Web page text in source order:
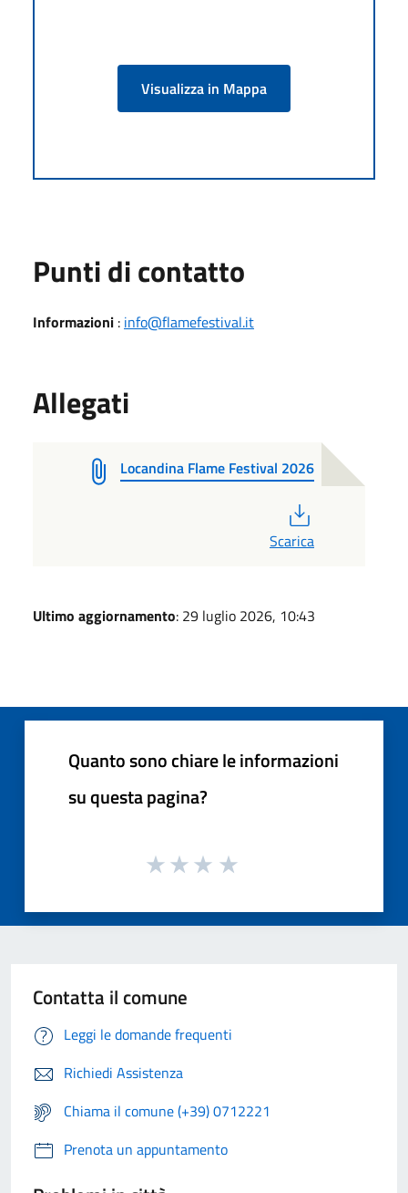
Visualizza in Mappa
Punti di contatto
Informazioni : ​info@flamefestival.it
Allegati
Locandina Flame Festival 2026
Scarica
Ultimo aggiornamento: 29 luglio 2026, 10:43
Quanto sono chiare le informazioni
su questa pagina?
Contatta il comune
Leggi le domande frequenti
Richiedi Assistenza
Chiama il comune (+39) 0712221
Prenota un appuntamento